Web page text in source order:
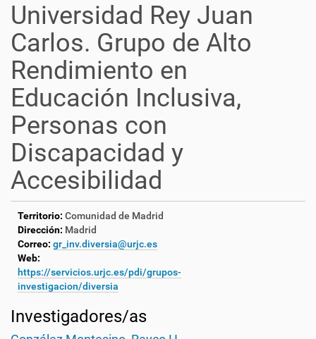
Universidad Rey Juan
Carlos. Grupo de Alto
Rendimiento en
Educación Inclusiva,
Personas con
Discapacidad y
Accesibilidad
Territorio: Comunidad de Madrid
Dirección: Madrid
Correo: gr_inv.diversia@urjc.es
Web:
https://servicios.urjc.es/pdi/grupos-
investigacion/diversia
Investigadores/as